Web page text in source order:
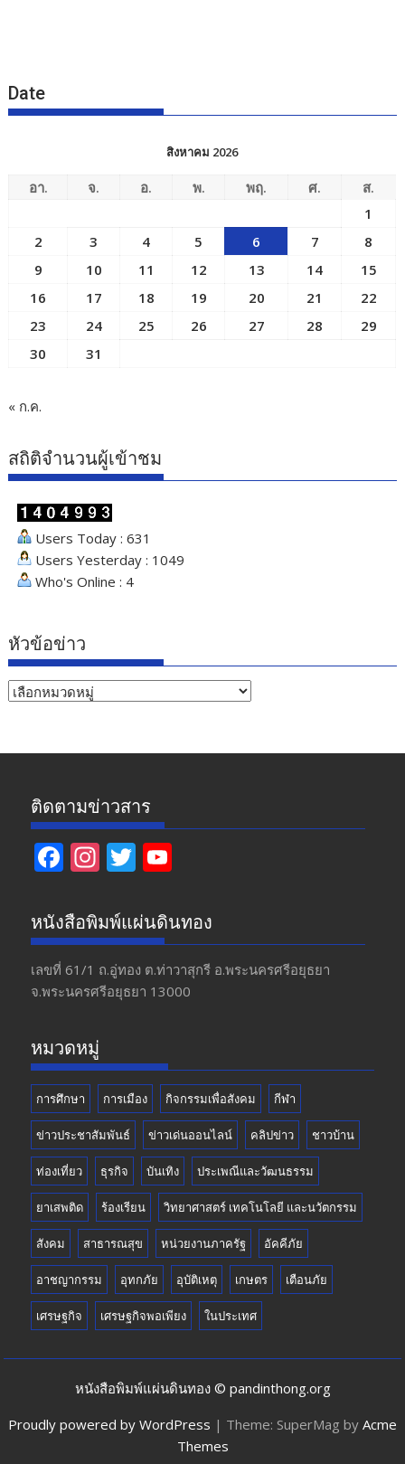
Date
สิงหาคม 2026
อา. จ. อ. พ. พฤ. ศ.
ส.
1
2
3 4 5 6 7
8
9
10 11 12 13 14
15
16
17 18 19 20 21
22
23
24 25 26 27 28
29
30
31
« ก.ค.
สถิติจำนวนผู้เข้าชม
Users Today : 631
Users Yesterday : 1049
Who's Online : 4
หัวข้อข่าว
หัวข้อ
ติดตามข่าวสาร
F
e
b
o
o
In
a
gr
a
m
T
itt
er
u
T
u
b
หนังสือพิมพ์แผ่นดินทอง
เลขที่ 61/1 ถ.อู่ทอง​ ต.​ท่าวาสุกรี​ อ.พระนครศรีอยุธยา​
จ.พระนครศรีอยุธยา 13000
หมวดหมู่
การศึกษา การเมือง กิจกรรมเพื่อสังคม กีฬา
ข่าวประชาสัมพันธ์ ข่าวเด่นออนไลน์ คลิปข่าว ชาวบ้าน
ท่องเที่ยว ธุรกิจ บันเทิง ประเพณีและวัฒนธรรม
ยาเสพติด ร้องเรียน วิทยาศาสตร์ เทคโนโลยี และนวัตกรรม
สังคม สาธารณสุข หน่วยงานภาครัฐ อัคคีภัย
อาชญากรรม อุทกภัย อุบัติเหตุ เกษตร เตือนภัย
เศรษฐกิจ เศรษฐกิจพอเพียง ในประเทศ
หนังสือพิมพ์แผ่นดินทอง © pandinthong.org
Proudly powered by WordPress | Theme: SuperMag by Acme
Themes